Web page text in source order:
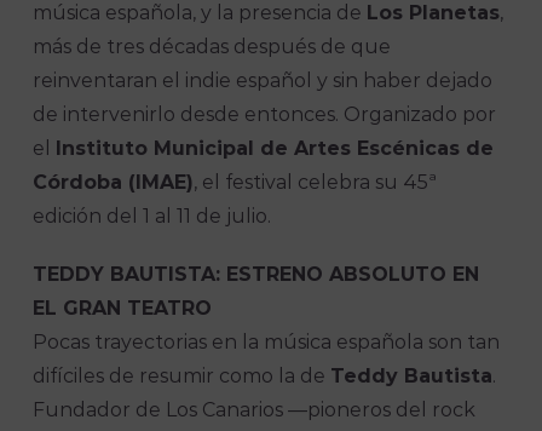
música española, y la presencia de Los Planetas,
más de tres décadas después de que
reinventaran el indie español y sin haber dejado
de intervenirlo desde entonces. Organizado por
el
Instituto Municipal de Artes Escénicas de
Córdoba (IMAE), el festival celebra su 45ª
edición del 1 al 11 de julio.
TEDDY BAUTISTA: ESTRENO ABSOLUTO EN
EL GRAN TEATRO
Pocas trayectorias en la música española son tan
difíciles de resumir como la de Teddy Bautista.
Fundador de Los Canarios —pioneros del rock